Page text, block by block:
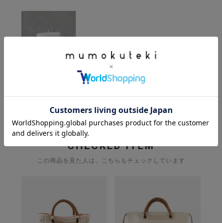
(税込)
CHECKED ITEM
この商品を見た人は、こちらもチェックしています